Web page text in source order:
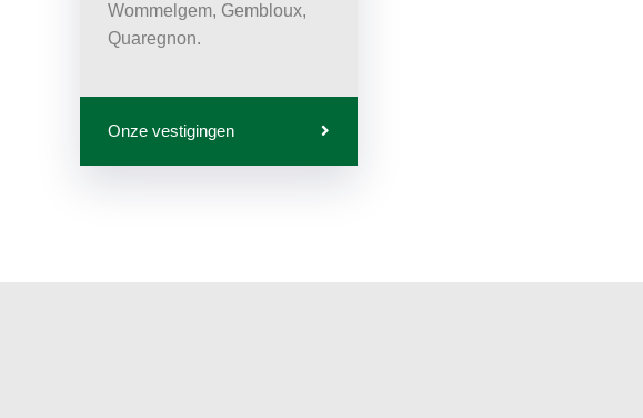
Wommelgem, Gembloux,
Quaregnon.
Onze vestigingen